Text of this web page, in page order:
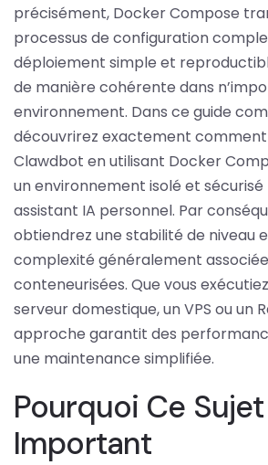
précisément, Docker Compose
processus de configuration
déploiement simple et
de manière cohérente dans
environnement. Dans ce guide
découvrirez exactement
Clawdbot en utilisant Docker
un environnement isolé et
assistant IA personnel. Par
obtiendrez une stabilité de niveau
complexité généralement
conteneurisées. Que vous
serveur domestique, un VPS ou un
approche garantit des
une maintenance simplifiée.
Pourquoi Ce
Important